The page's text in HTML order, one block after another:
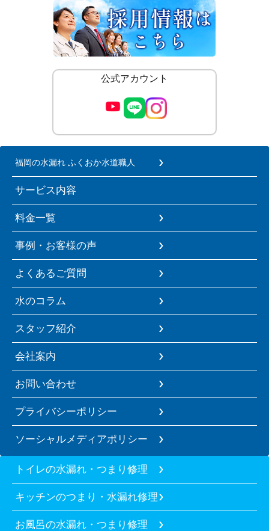
公式アカウント
福岡の水漏れ ふくおか水道職人
サービス内容
料金一覧
事例・お客様の声
よくあるご質問
水のコラム
スタッフ紹介
会社案内
お問い合わせ
プライバシーポリシー
ソーシャルメディアポリシー
トイレの水漏れ・つまり修理
キッチンのつまり・水漏れ修理
お風呂の水漏れ・つまり修理